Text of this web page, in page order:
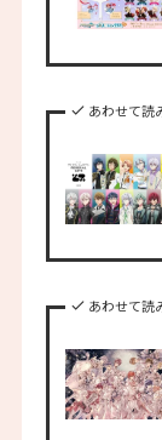
あわせて読
あわせて読